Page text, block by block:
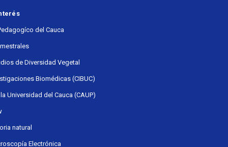
del Cauca
de Diversidad Vegetal
Biomédicas (CIBUC)
Universidad del Cauca (CAUP)
natural
Electrónica